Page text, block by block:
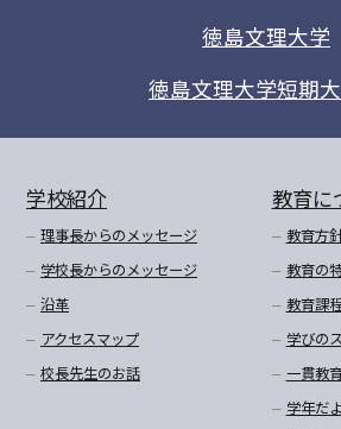
徳島文理大学
徳島文理大学短期
学校紹介
理事長からのメッセージ
学校長からのメッセージ
沿革
アクセスマップ
校長先生のお話
教育に
教育方
教育の
教育課
学びの
一貫教
学年だ